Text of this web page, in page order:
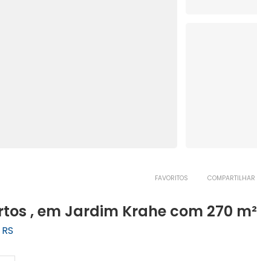
FAVORITOS COMPARTILHAR
, em Jardim Krahe com 270 m²